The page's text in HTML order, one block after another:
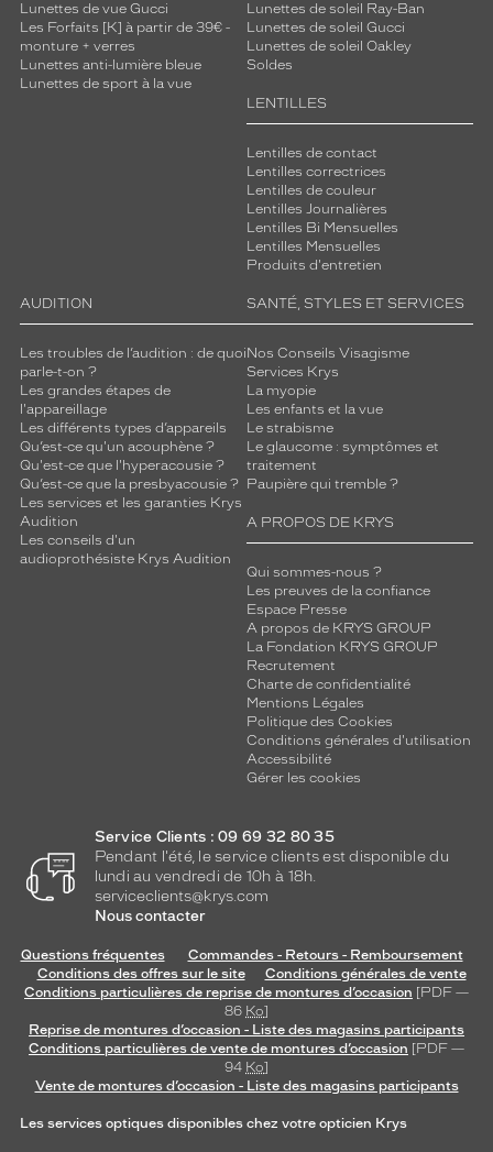
Lunettes de vue Gucci
Les Forfaits [K] à partir de 39€ -
monture + verres
Lunettes anti-lumière bleue
Lunettes de sport à la vue
Lunettes de soleil Ray-Ban
Lunettes de soleil Gucci
Lunettes de soleil Oakley
Soldes
LENTILLES
Lentilles de contact
Lentilles correctrices
Lentilles de couleur
Lentilles Journalières
Lentilles Bi Mensuelles
Lentilles Mensuelles
Produits d'entretien
AUDITION
Les troubles de l’audition : de quoi
parle-t-on ?
Les grandes étapes de
l'appareillage
Les différents types d’appareils
Qu’est-ce qu'un acouphène ?
Qu'est-ce que l'hyperacousie ?
Qu’est-ce que la presbyacousie ?
Les services et les garanties Krys
Audition
Les conseils d'un
audioprothésiste Krys Audition
SANTÉ, STYLES ET SERVICES
Nos Conseils Visagisme
Services Krys
La myopie
Les enfants et la vue
Le strabisme
Le glaucome : symptômes et
traitement
Paupière qui tremble ?
A PROPOS DE KRYS
Qui sommes-nous ?
Les preuves de la confiance
Espace Presse
A propos de KRYS GROUP
La Fondation KRYS GROUP
Recrutement
Charte de confidentialité
Mentions Légales
Politique des Cookies
Conditions générales d'utilisation
Accessibilité
Gérer les cookies
Service Clients : 09 69 32 80 35
Pendant l'été, le service clients est disponible du
lundi au vendredi de 10h à 18h.
serviceclients@krys.com
Nous contacter
Questions fréquentes
Commandes - Retours - Remboursement
Conditions des offres sur le site
Conditions générales de vente
Conditions particulières de reprise de montures d’occasion [PDF —
86 Ko]
Reprise de montures d’occasion - Liste des magasins participants
Conditions particulières de vente de montures d’occasion [PDF —
94 Ko]
Vente de montures d’occasion - Liste des magasins participants
Les services optiques disponibles chez votre opticien Krys